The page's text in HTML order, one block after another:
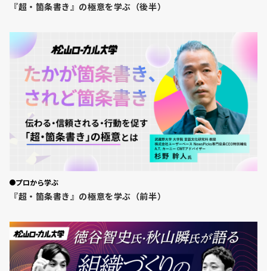
『超・箇条書き』の極意を学ぶ（後半）
プロから学ぶ
『超・箇条書き』の極意を学ぶ（前半）